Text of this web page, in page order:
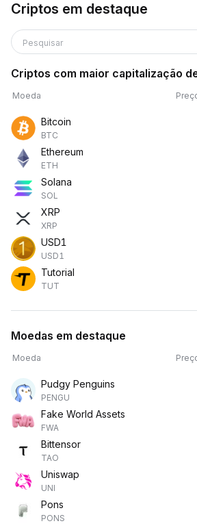
Criptos em destaque
Pesquisar
Criptos com maior capitalização
Moeda
Bitcoin
BTC
Ethereum
ETH
Solana
SOL
XRP
XRP
USD1
USD1
Tutorial
TUT
Moedas em destaque
Moeda
Pudgy Penguins
PENGU
Fake World Assets
FWA
Bittensor
TAO
Uniswap
UNI
Pons
PONS